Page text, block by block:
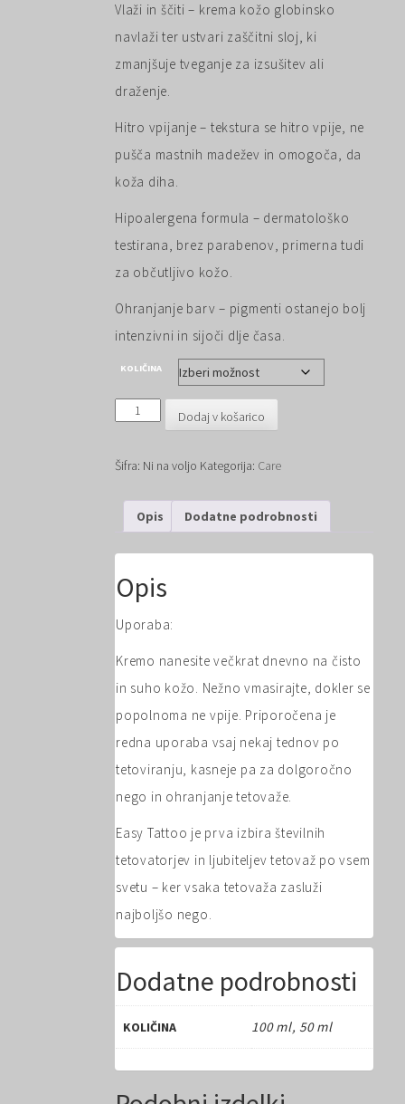
Vlaži in ščiti – krema kožo globinsko
navlaži ter ustvari zaščitni sloj, ki
zmanjšuje tveganje za izsušitev ali
draženje.
Hitro vpijanje – tekstura se hitro vpije, ne
pušča mastnih madežev in omogoča, da
koža diha.
Hipoalergena formula – dermatološko
testirana, brez parabenov, primerna tudi
za občutljivo kožo.
Ohranjanje barv – pigmenti ostanejo bolj
intenzivni in sijoči dlje časa.
KOLIČINA
Easy
Tattoo
–
učinkovita
nega
vaše
količina
Dodaj v košarico
Šifra: Ni na voljo Kategorija: Care
Opis Dodatne podrobnosti
Opis
Uporaba:
Kremo nanesite večkrat dnevno na čisto
in suho kožo. Nežno vmasirajte, dokler se
popolnoma ne vpije. Priporočena je
redna uporaba vsaj nekaj tednov po
tetoviranju, kasneje pa za dolgoročno
nego in ohranjanje tetovaže.
Easy Tattoo je prva izbira številnih
tetovatorjev in ljubiteljev tetovaž po vsem
svetu – ker vsaka tetovaža zasluži
najboljšo nego.
Dodatne podrobnosti
KOLIČINA 100 ml, 50 ml